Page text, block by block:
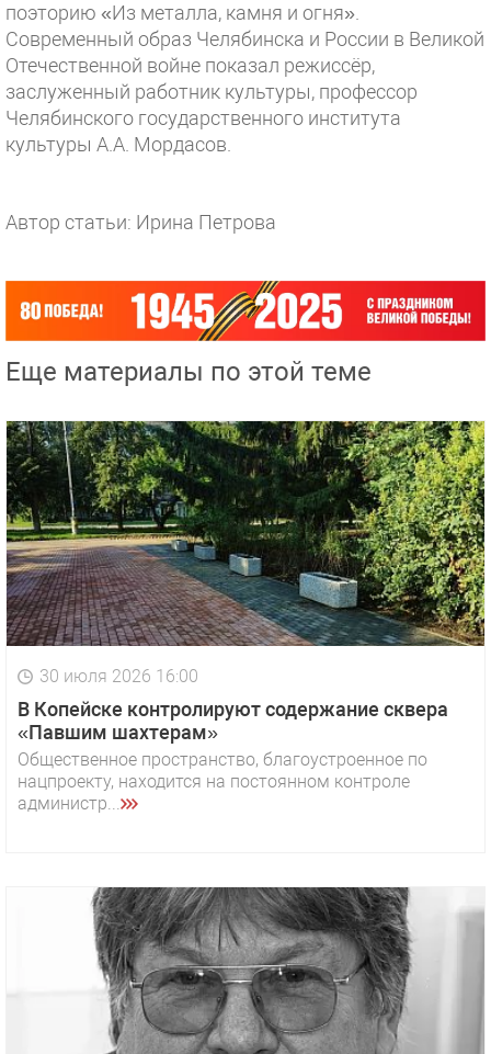
поэторию «Из металла, камня и огня».
Современный образ Челябинска и России в Великой
Отечественной войне показал режиссёр,
заслуженный работник культуры, профессор
Челябинского государственного института
культуры А.А. Мордасов.
Автор статьи: Ирина Петрова
Еще материалы по этой теме
30 июля 2026 16:00
В Копейске контролируют содержание сквера
«Павшим шахтерам»
Общественное пространство, благоустроенное по
нацпроекту, находится на постоянном контроле
администр...